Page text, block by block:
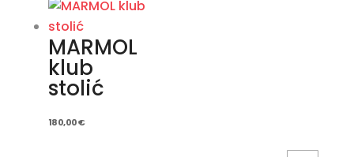
MARMOL
klub
stolić
180,00€